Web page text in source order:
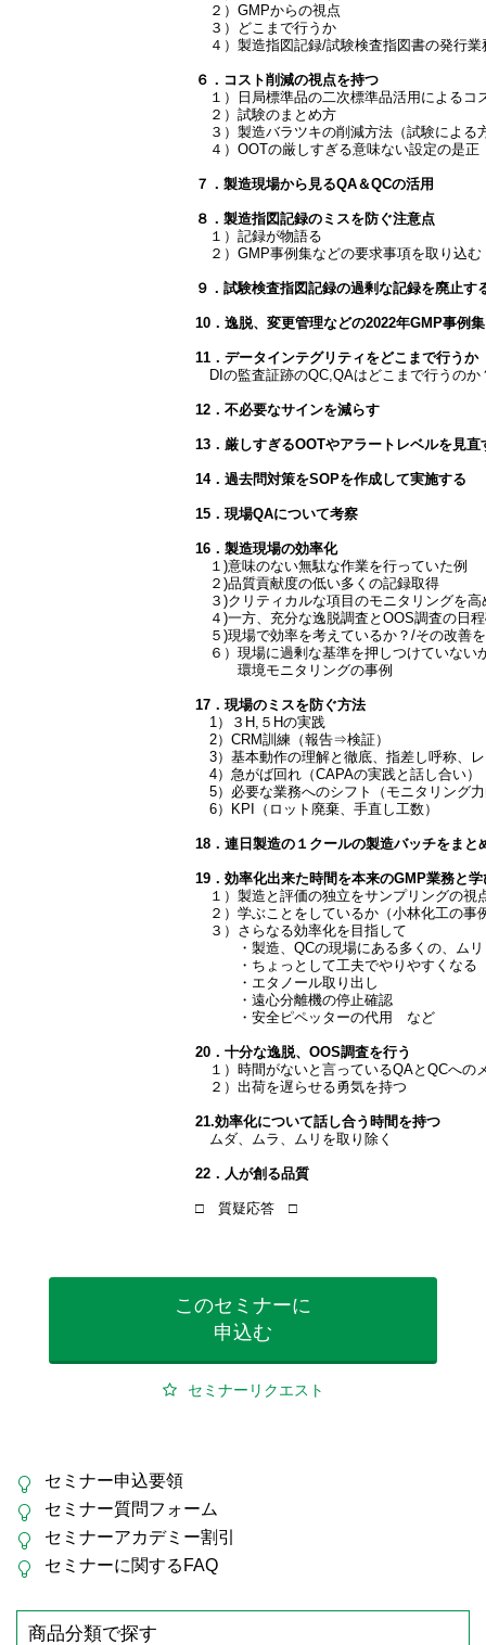
２）GMPからの視点
３）どこまで行うか
４）製造指図記録/試験検査指図書の発行業
６．コスト削減の視点を持つ
１）日局標準品の二次標準品活用によるコ
２）試験のまとめ方
３）製造バラツキの削減方法（試験による
４）OOTの厳しすぎる意味ない設定の是正
７．製造現場から見るQA＆QCの活用
８．製造指図記録のミスを防ぐ注意点
１）記録が物語る
２）GMP事例集などの要求事項を取り込
９．試験検査指図記録の過剰な記録を廃止す
10．逸脱、変更管理などの2022年GMP事例
11．データインテグリティをどこまで行うか
DIの監査証跡のQC,QAはどこまで行うのか
12．不必要なサインを減らす
13．厳しすぎるOOTやアラートレベルを見直
14．過去問対策をSOPを作成して実施する
15．現場QAについて考察
16．製造現場の効率化
１)意味のない無駄な作業を行っていた例
２)品質貢献度の低い多くの記録取得
３)クリティカルな項目のモニタリングを高
４)一方、充分な逸脱調査とOOS調査の日
５)現場で効率を考えているか？/その改善
６）現場に過剰な基準を押しつけていない
環境モニタリングの事例
17．現場のミスを防ぐ方法
1）３H,５Hの実践
2）CRM訓練（報告⇒検証）
3）基本動作の理解と徹底、指差し呼称、
4）急がば回れ（CAPAの実践と話し合い）
5）必要な業務へのシフト（モニタリング
6）KPI（ロット廃棄、手直し工数）
18．連日製造の１クールの製造バッチをまと
19．効率化出来た時間を本来のGMP業務と
１）製造と評価の独立をサンプリングの視
２）学ぶことをしているか（小林化工の事
３）さらなる効率化を目指して
・製造、QCの現場にある多くの、ムリ
・ちょっとして工夫でやりやすくなる
・エタノール取り出し
・遠心分離機の停止確認
・安全ピペッターの代用 など
20．十分な逸脱、OOS調査を行う
１）時間がないと言っているQAとQCへの
２）出荷を遅らせる勇気を持つ
21.効率化について話し合う時間を持つ
ムダ、ムラ、ムリを取り除く
22．人が創る品質
□ 質疑応答 □
このセミナーに
申込む
セミナーリクエスト
セミナー申込要領
セミナー質問フォーム
セミナーアカデミー割引
セミナーに関するFAQ
商品分類で探す